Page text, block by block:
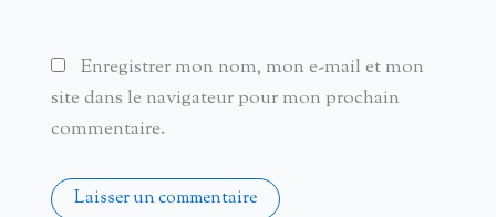
Enregistrer mon nom, mon e-mail et mon
site dans le navigateur pour mon prochain
commentaire.